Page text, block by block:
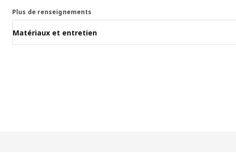
Plus de renseignements
Matériaux et entretien